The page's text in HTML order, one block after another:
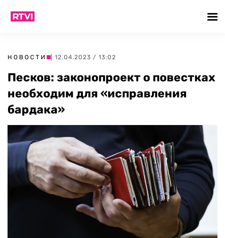
НОВОСТИ | 12.04.2023 / 13:02
Песков: законопроект о повестках
необходим для «исправления
бардака»